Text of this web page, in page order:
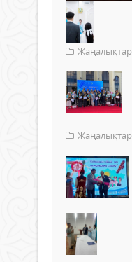
Жаңалықтар
Жаңалықтар